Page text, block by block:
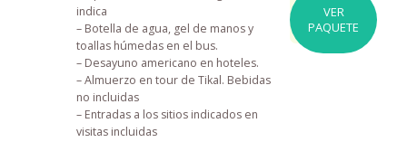
indica
– Botella de agua, gel de manos y
toallas húmedas en el bus.
– Desayuno americano en hoteles.
– Almuerzo en tour de Tikal. Bebidas
no incluidas
– Entradas a los sitios indicados en
visitas incluidas
VER
PAQUETE